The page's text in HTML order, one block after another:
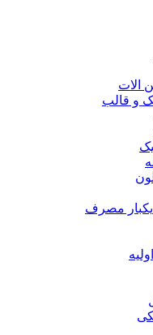
الات
و قالب
مصرف